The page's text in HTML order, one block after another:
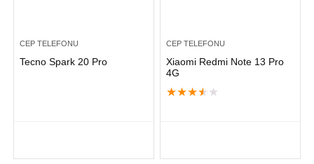
CEP TELEFONU
Tecno Spark 20 Pro
CEP TELEFONU
Xiaomi Redmi Note 13 Pro
4G
★★★★ ★